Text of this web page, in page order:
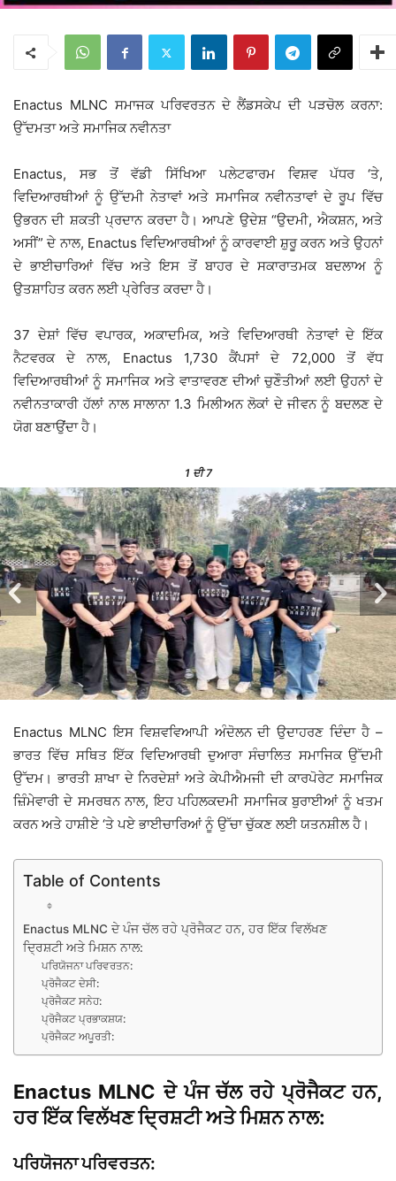
Enactus MLNC ਸਮਾਜਕ ਪਰਿਵਰਤਨ ਦੇ ਲੈਂਡਸਕੇਪ ਦੀ ਪੜਚੋਲ ਕਰਨਾ:
ਉੱਦਮਤਾ ਅਤੇ ਸਮਾਜਿਕ ਨਵੀਨਤਾ
Enactus, ਸਭ ਤੋਂ ਵੱਡੀ ਸਿੱਖਿਆ ਪਲੇਟਫਾਰਮ ਵਿਸ਼ਵ ਪੱਧਰ ‘ਤੇ,
ਵਿਦਿਆਰਥੀਆਂ ਨੂੰ ਉੱਦਮੀ ਨੇਤਾਵਾਂ ਅਤੇ ਸਮਾਜਿਕ ਨਵੀਨਤਾਵਾਂ ਦੇ ਰੂਪ ਵਿੱਚ
ਉਭਰਨ ਦੀ ਸ਼ਕਤੀ ਪ੍ਰਦਾਨ ਕਰਦਾ ਹੈ। ਆਪਣੇ ਉਦੇਸ਼ “ਉਦਮੀ, ਐਕਸ਼ਨ, ਅਤੇ
ਅਸੀਂ” ਦੇ ਨਾਲ, Enactus ਵਿਦਿਆਰਥੀਆਂ ਨੂੰ ਕਾਰਵਾਈ ਸ਼ੁਰੂ ਕਰਨ ਅਤੇ ਉਹਨਾਂ
ਦੇ ਭਾਈਚਾਰਿਆਂ ਵਿੱਚ ਅਤੇ ਇਸ ਤੋਂ ਬਾਹਰ ਦੇ ਸਕਾਰਾਤਮਕ ਬਦਲਾਅ ਨੂੰ
ਉਤਸ਼ਾਹਿਤ ਕਰਨ ਲਈ ਪ੍ਰੇਰਿਤ ਕਰਦਾ ਹੈ।
37 ਦੇਸ਼ਾਂ ਵਿੱਚ ਵਪਾਰਕ, ਅਕਾਦਮਿਕ, ਅਤੇ ਵਿਦਿਆਰਥੀ ਨੇਤਾਵਾਂ ਦੇ ਇੱਕ
ਨੈਟਵਰਕ ਦੇ ਨਾਲ, Enactus 1,730 ਕੈਂਪਸਾਂ ਦੇ 72,000 ਤੋਂ ਵੱਧ
ਵਿਦਿਆਰਥੀਆਂ ਨੂੰ ਸਮਾਜਿਕ ਅਤੇ ਵਾਤਾਵਰਣ ਦੀਆਂ ਚੁਣੌਤੀਆਂ ਲਈ ਉਹਨਾਂ ਦੇ
ਨਵੀਨਤਾਕਾਰੀ ਹੱਲਾਂ ਨਾਲ ਸਾਲਾਨਾ 1.3 ਮਿਲੀਅਨ ਲੋਕਾਂ ਦੇ ਜੀਵਨ ਨੂੰ ਬਦਲਣ ਦੇ
ਯੋਗ ਬਣਾਉਂਦਾ ਹੈ।
1ਦੀ 7
Enactus MLNC ਇਸ ਵਿਸ਼ਵਵਿਆਪੀ ਅੰਦੋਲਨ ਦੀ ਉਦਾਹਰਣ ਦਿੰਦਾ ਹੈ –
ਭਾਰਤ ਵਿੱਚ ਸਥਿਤ ਇੱਕ ਵਿਦਿਆਰਥੀ ਦੁਆਰਾ ਸੰਚਾਲਿਤ ਸਮਾਜਿਕ ਉੱਦਮੀ
ਉੱਦਮ। ਭਾਰਤੀ ਸ਼ਾਖਾ ਦੇ ਨਿਰਦੇਸ਼ਾਂ ਅਤੇ ਕੇਪੀਐਮਜੀ ਦੀ ਕਾਰਪੋਰੇਟ ਸਮਾਜਿਕ
ਜ਼ਿੰਮੇਵਾਰੀ ਦੇ ਸਮਰਥਨ ਨਾਲ, ਇਹ ਪਹਿਲਕਦਮੀ ਸਮਾਜਿਕ ਬੁਰਾਈਆਂ ਨੂੰ ਖਤਮ
ਕਰਨ ਅਤੇ ਹਾਸ਼ੀਏ ‘ਤੇ ਪਏ ਭਾਈਚਾਰਿਆਂ ਨੂੰ ਉੱਚਾ ਚੁੱਕਣ ਲਈ ਯਤਨਸ਼ੀਲ ਹੈ।
Table of Contents
Enactus MLNC ਦੇ ਪੰਜ ਚੱਲ ਰਹੇ ਪ੍ਰੋਜੈਕਟ ਹਨ, ਹਰ ਇੱਕ ਵਿਲੱਖਣ
ਦ੍ਰਿਸ਼ਟੀ ਅਤੇ ਮਿਸ਼ਨ ਨਾਲ:
ਪਰਿਯੋਜਨਾ ਪਰਿਵਰਤਨ:
ਪ੍ਰੋਜੈਕਟ ਦੇਸੀ:
ਪ੍ਰੋਜੈਕਟ ਸਨੇਹ:
ਪ੍ਰੋਜੈਕਟ ਪ੍ਰਭਾਕਸ਼ਯ:
ਪ੍ਰੋਜੈਕਟ ਅਪੂਰਤੀ:
Enactus MLNC ਦੇ ਪੰਜ ਚੱਲ ਰਹੇ ਪ੍ਰੋਜੈਕਟ ਹਨ,
ਹਰ ਇੱਕ ਵਿਲੱਖਣ ਦ੍ਰਿਸ਼ਟੀ ਅਤੇ ਮਿਸ਼ਨ ਨਾਲ:
ਪਰਿਯੋਜਨਾ ਪਰਿਵਰਤਨ: